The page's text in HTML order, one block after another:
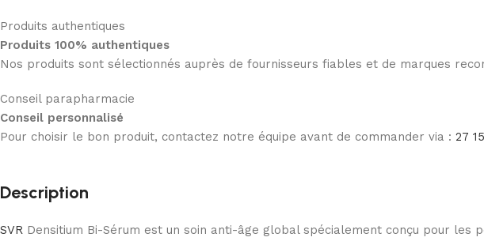
Produits authentiques
Produits 100% authentiques
Nos produits sont sélectionnés auprès de fournisseurs fiables et de marques
Conseil parapharmacie
Conseil personnalisé
Pour choisir le bon produit, contactez notre équipe avant de commander via : 27
Description
SVR Densitium Bi-Sérum est un soin anti-âge global spécialement conçu pour